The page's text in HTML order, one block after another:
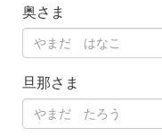
奥さま
旦那さま